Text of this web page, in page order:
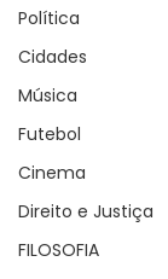
Política
Cidades
Música
Futebol
Cinema
Direito e Justiça
FILOSOFIA